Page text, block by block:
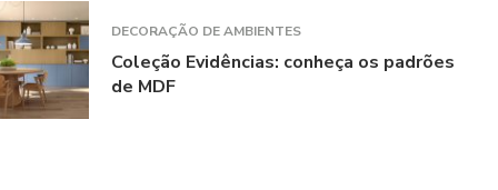
DECORAÇÃO DE AMBIENTES
Coleção Evidências: conheça os padrões
de MDF